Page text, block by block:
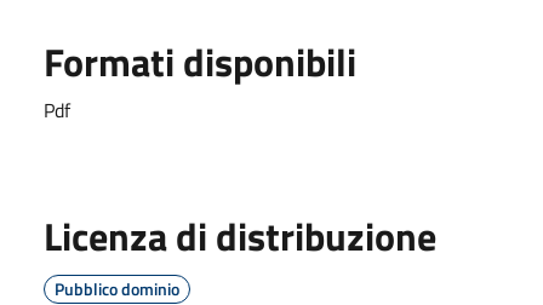
Formati disponibili
Pdf
Licenza di distribuzione
Pubblico dominio